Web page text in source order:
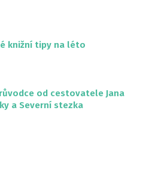
knižní tipy na léto
od cestovatele Jana
a Severní stezka